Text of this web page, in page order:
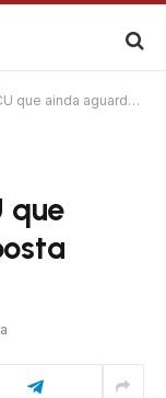
aguardam resposta
que